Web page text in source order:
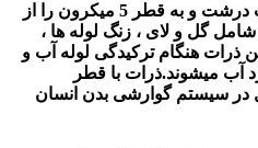
این فیلتر همانند سرند(الک) ذرات درشت و به قطر 5 میکرون را از
گل و لای ، زنگ لوله ها ،
ذرات هنگام ترکیدگی لوله آب و
آب میشوند.ذرات با قطر
در سیستم گوارشی بدن انسان